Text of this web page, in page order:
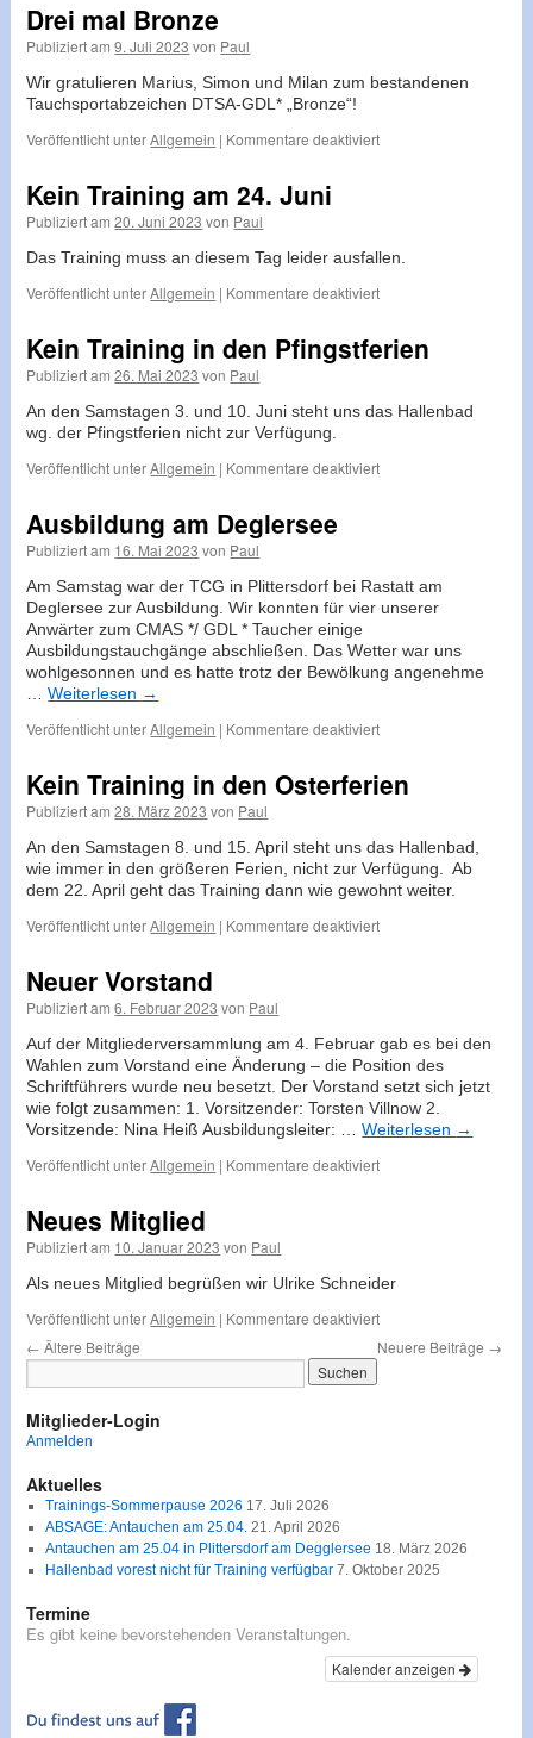
Drei mal Bronze
Publiziert am 9. Juli 2023 von Paul
Wir gratulieren Marius, Simon und Milan zum bestandenen
Tauchsportabzeichen DTSA-GDL* „Bronze“!
Veröffentlicht unter Allgemein | Kommentare deaktiviertfür
Kein Training am 24. Juni
Publiziert am 20. Juni 2023 von Paul
Das Training muss an diesem Tag leider ausfallen.
Veröffentlicht unter Allgemein | Kommentare deaktiviertfür
am
Kein Training in den Pfingstferien
Publiziert am 26. Mai 2023 von Paul
An den Samstagen 3. und 10. Juni steht uns das Hallenbad
wg. der Pfingstferien nicht zur Verfügung.
Veröffentlicht unter Allgemein | Kommentare deaktiviertfür
Ausbildung am Deglersee
Publiziert am 16. Mai 2023 von Paul
Am Samstag war der TCG in Plittersdorf bei Rastatt am
Deglersee zur Ausbildung. Wir konnten für vier unserer
Anwärter zum CMAS */ GDL * Taucher einige
Ausbildungstauchgänge abschließen. Das Wetter war uns
wohlgesonnen und es hatte trotz der Bewölkung angenehme
…Weiterlesen →
Veröffentlicht unter Allgemein | Kommentare deaktiviertfür
Deglersee
Kein Training in den Osterferien
Publiziert am 28. März 2023 von Paul
An den Samstagen 8. und 15. April steht uns das Hallenbad,
wie immer in den größeren Ferien, nicht zur Verfügung. Ab
dem 22. April geht das Training dann wie gewohnt weiter.
Veröffentlicht unter Allgemein | Kommentare deaktiviertfür
Neuer Vorstand
Publiziert am 6. Februar 2023 von Paul
Auf der Mitgliederversammlung am 4. Februar gab es bei den
Wahlen zum Vorstand eine Änderung – die Position des
Schriftführers wurde neu besetzt. Der Vorstand setzt sich jetzt
wie folgt zusammen: 1. Vorsitzender: Torsten Villnow 2.
Vorsitzende: Nina Heiß Ausbildungsleiter: …Weiterlesen →
Veröffentlicht unter Allgemein | Kommentare deaktiviertfür
Neues Mitglied
Publiziert am 10. Januar 2023 von Paul
Als neues Mitglied begrüßen wir Ulrike Schneider
Veröffentlicht unter Allgemein | Kommentare deaktiviertfür
Neues
Mitglied
← Ältere Beiträge Neuere Beiträge →
Mitglieder-Login
Anmelden
Aktuelles
Trainings-Sommerpause 2026 17. Juli 2026
ABSAGE: Antauchen am 25.04. 21. April 2026
Antauchen am 25.04 in Plittersdorf am Degglersee 18. März 2026
Hallenbad vorest nicht für Training verfügbar 7. Oktober 2025
Termine
Es gibt keine bevorstehenden Veranstaltungen.
Kalender anzeigen